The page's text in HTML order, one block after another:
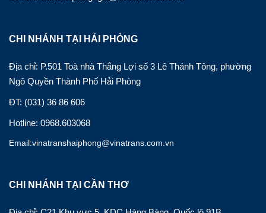
CHI NHÁNH TẠI HẢI PHÒNG
Địa chỉ: P.501 Toà nhà Thắng Lợi số 3 Lê Thánh Tông, phường
Ngô Quyền Thành Phố Hải Phòng
ĐT: (031) 36 86 606
Hotline: 0968.603068
Email:vinatranshaiphong@vinatrans.com.vn
CHI NHÁNH TẠI CẦN THƠ